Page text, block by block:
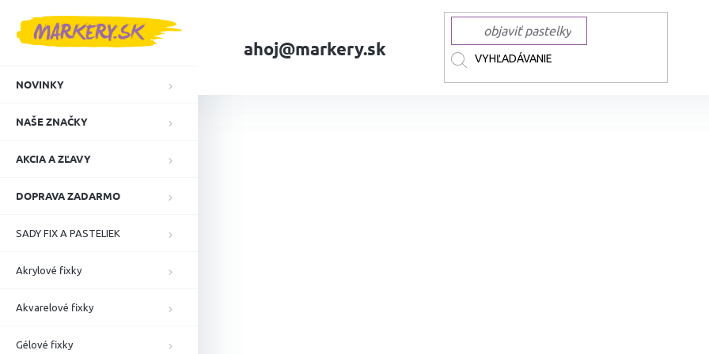
ahoj@markery.sk
NOVINKY
NAŠE ZNAČKY
AKCIA A ZĽAVY
DOPRAVA ZADARMO
SADY FIX A PASTELIEK
Akrylové fixky
Akvarelové fixky
Gélové fixky